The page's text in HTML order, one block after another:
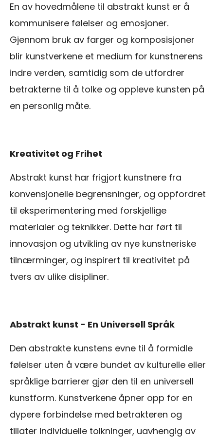
En av hovedmålene til abstrakt kunst er å
kommunisere følelser og emosjoner.
Gjennom bruk av farger og komposisjoner
blir kunstverkene et medium for kunstnerens
indre verden, samtidig som de utfordrer
betrakterne til å tolke og oppleve kunsten på
en personlig måte.
Kreativitet og Frihet
Abstrakt kunst har frigjort kunstnere fra
konvensjonelle begrensninger, og oppfordret
til eksperimentering med forskjellige
materialer og teknikker. Dette har ført til
innovasjon og utvikling av nye kunstneriske
tilnærminger, og inspirert til kreativitet på
tvers av ulike disipliner.
Abstrakt kunst - En Universell Språk
Den abstrakte kunstens evne til å formidle
følelser uten å være bundet av kulturelle eller
språklige barrierer gjør den til en universell
kunstform. Kunstverkene åpner opp for en
dypere forbindelse med betrakteren og
tillater individuelle tolkninger, uavhengig av